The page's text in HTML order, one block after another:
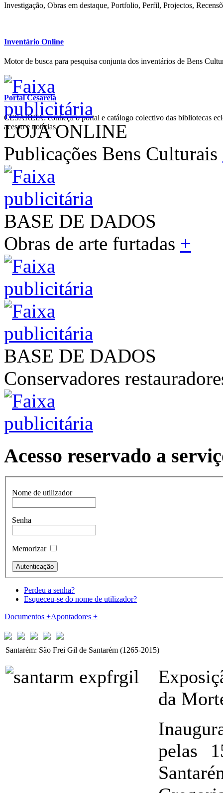
Investigação, Obras em destaque, Portfolio, Perfil, Projectos,
Inventário Online
Motor de busca para pesquisa conjunta dos inventários de Bens
Portal Cesareia
CESAREIA: conheça o portal e catálogo colectivo das bibliotecas
acesso e notícias
LOJA ONLINE
Publicações Bens Culturais
BASE DE DADOS
Obras de arte furtadas +
BASE DE DADOS
Conservadores
Acesso reservado a
Nome de utilizador
Senha
Memorizar
Perdeu a senha?
Esqueceu-se do nome de utilizador?
Documentos +Apontadores +
Santarém: São Frei Gil de Santarém (1265-2015)
da
pelas